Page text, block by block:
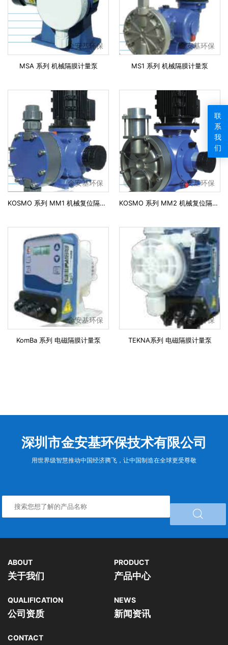
金安基环保
MSA 系列 机械隔膜计量泵
金安基环保
MS1 系列 机械隔膜计量泵
金安基环保
KOSMO 系列 MM1 机械复位隔膜计量泵
金安基环保
KOSMO 系列 MM2 机械复位隔膜计量泵
金安基环保
KomBa 系列 电磁隔膜计量泵
金安基环保
TEKNA系列 电磁隔膜计量泵
深圳市金安基环保技术有限公司
用世界级智慧推动中国经济腾飞，让中国制造在全球更受尊敬

ABOUT
关于我们
PRODUCT
产品中心
QUALIFICATION
公司资质
NEWS
新闻资讯
CONTACT
联
系
我
们